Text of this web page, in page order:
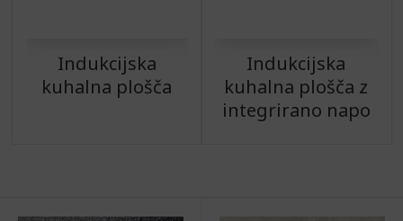
Indukcijska
kuhalna plošča
Indukcijska
kuhalna plošča z
integrirano napo